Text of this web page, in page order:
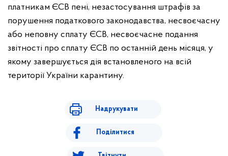
платникам ЄСВ пені, незастосування штрафів за
порушення податкового законодавства, несвоєчасну
або неповну сплату ЄСВ, несвоєчасне подання
звітності про сплату ЄСВ по останній день місяця, у
якому завершується дія встановленого на всій
території України карантину.
Надрукувати
Поділитися